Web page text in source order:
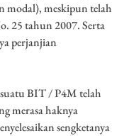
modal), meskipun telah
25 tahun 2007. Serta
perjanjian
BIT / P4M telah
merasa haknya
sengketanya